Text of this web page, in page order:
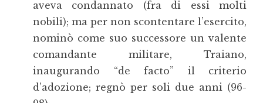
aveva condannato (fra di essi molti
nobili); ma per non scontentare l’esercito,
nominò come suo successore un valente
comandante militare, Traiano,
inaugurando “de facto” il criterio
d’adozione; regnò per soli due anni (96-